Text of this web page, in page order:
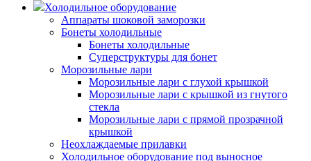
Холодильное оборудование
Аппараты шоковой заморозки
Бонеты холодильные
Бонеты холодильные
Суперструктуры для бонет
Морозильные лари
Морозильные лари с глухой крышкой
Морозильные лари с крышкой из гнутого
стекла
Морозильные лари с прямой прозрачной
крышкой
Неохлаждаемые прилавки
Холодильное оборудование под выносное